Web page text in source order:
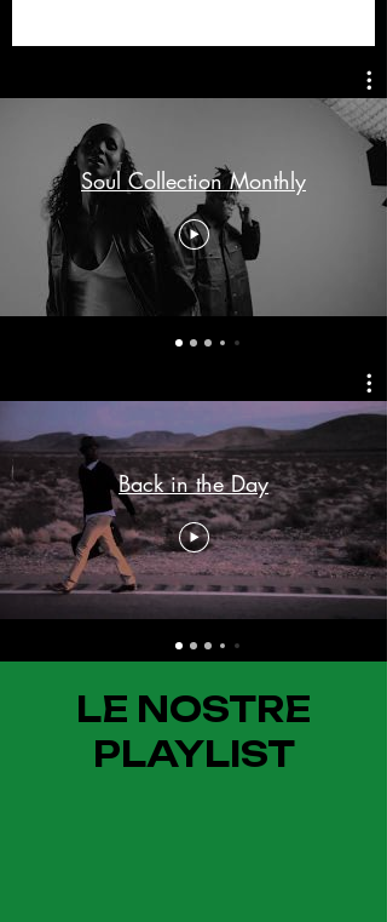
Soul Collection Monthly
Back in the Day
LE NOSTRE
PLAYLIST